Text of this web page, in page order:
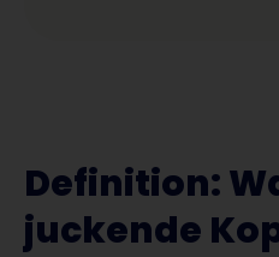
Definition:
juckende